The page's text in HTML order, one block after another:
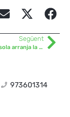
Següent
El Palau d’Anglesola arranja la Plaça 1 d’octubre de 2017
973601314